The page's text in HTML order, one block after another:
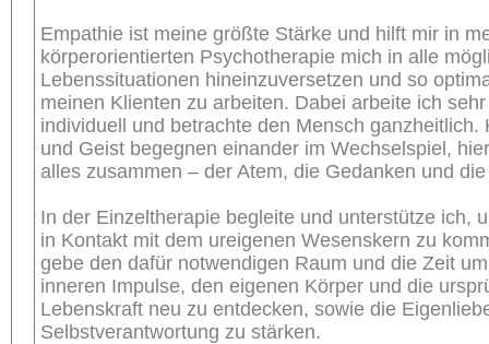
Empathie ist meine größte Stärke und hilft mir in
körperorientierten Psychotherapie mich in alle
Lebenssituationen hineinzuversetzen und so
meinen Klienten zu arbeiten. Dabei arbeite ich sehr
individuell und betrachte den Mensch ganzheitlich.
und Geist begegnen einander im Wechselspiel,
alles zusammen – der Atem, die Gedanken und
In der Einzeltherapie begleite und unterstütze ich,
in Kontakt mit dem ureigenen Wesenskern zu
gebe den dafür notwendigen Raum und die Zeit
inneren Impulse, den eigenen Körper und die
Lebenskraft neu zu entdecken, sowie die
Selbstverantwortung zu stärken.